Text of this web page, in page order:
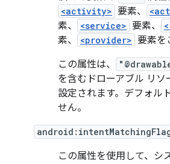
<activity> 要素、
素、
<service> 要素、
素、
<provider> 要素を
この属性は、
を含むドローアブル リソ
設定されます。デフォル
せん。
この属性を使用して、シ